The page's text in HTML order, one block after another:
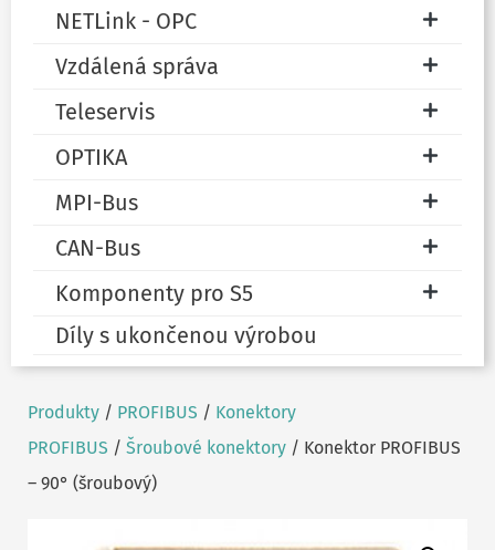
NETLink - OPC
Vzdálená správa
Teleservis
OPTIKA
MPI-Bus
CAN-Bus
Komponenty pro S5
Díly s ukončenou výrobou
Produkty / PROFIBUS / Konektory
PROFIBUS / Šroubové konektory / Konektor PROFIBUS
– 90° (šroubový)